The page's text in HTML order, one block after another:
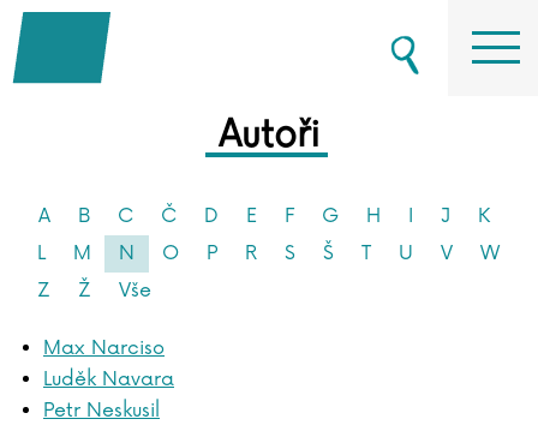
Autoři
A B C Č D E F G H I J
K
L
M N O P R S Š T U V
W
Z
Ž Vše
Max Narciso
Luděk Navara
Petr Neskusil